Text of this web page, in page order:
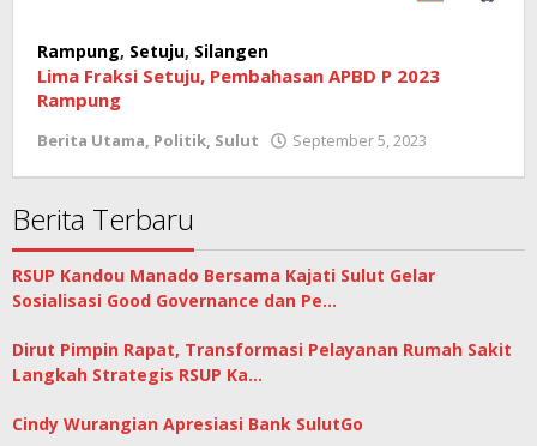
Rampung, Setuju, Silangen
Lima Fraksi Setuju, Pembahasan APBD P 2023
Rampung
Berita Utama, Politik, Sulut September 5, 2023
Berita Terbaru
RSUP Kandou Manado Bersama Kajati Sulut Gelar
Sosialisasi Good Governance dan Pe…
Dirut Pimpin Rapat, Transformasi Pelayanan Rumah Sakit
Langkah Strategis RSUP Ka…
Cindy Wurangian Apresiasi Bank SulutGo